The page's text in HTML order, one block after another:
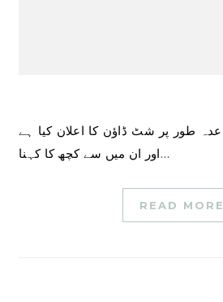
اور ان میں سے کچھ کا کہنا…
READ MORE